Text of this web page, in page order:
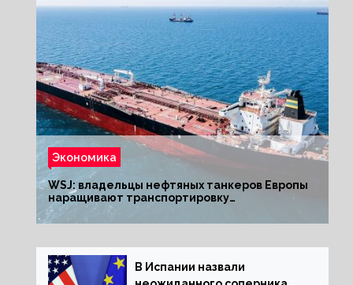
Экономика
WSJ: владельцы нефтяных танкеров Европы
наращивают транспортировку
из РФ до санкций
В Испании назвали